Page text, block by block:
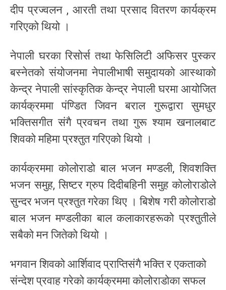
दीप प्रज्वलन , आरती तथा प्रसाद वितरण कार्यक्रम
गरिएको थियो ।
नेपाली घरका रिसोर्स तथा फेसिलिटी अफिसर पुस्कर
बस्नेतको संयोजनमा नेपालीभाषी समुदायको आस्थाको
केन्द्र नेपाली सांस्कृतिक केन्द्र नेपाली घरमा आयोजित
कार्यक्रममा पंण्डित जिवन बराल गुरूद्वारा सुमधुर
भक्तिसगीत संगै प्रवचन तथा गुरू श्याम खनालबाट
शिवको महिमा प्रश्तुत गरिएको थियो ।
कार्यक्रममा कोलोराडो बाल भजन मण्डली, शिवशक्ति
भजन समुह, सिष्टर ग्रुप दिदीबहिनी समुह कोलोराडोले
सुन्दर भजन प्रश्तुत गरेका थिए । बिशेष गरी कोलोराडो
बाल भजन मण्डलीका बाल कलाकारहरूको प्रश्तुतीले
सबैको मन जितेको थियो ।
भगवान शिवको आर्शिवाद प्राप्तिसंगै भक्ति र एकताको
संन्देश प्रवाह गरेको कार्यक्रममा कोलोराडोका सफल